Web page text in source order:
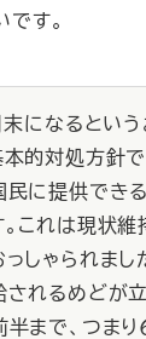
です。
末になるとい
的対処方針
民に提供でき
これは現状維
しゃられまし
れるめどが立
まで、つまり